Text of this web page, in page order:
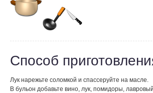
Способ
Лук нарежьте соломкой и спассеруйте на масле.
В бульон добавьте вино, лук, помидоры,